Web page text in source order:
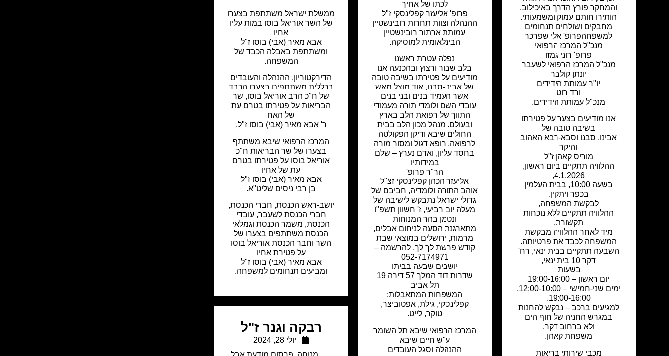
והמחקר פורץ הדרך באיכילוב,
הותירו חותם עמוק ומשמעותי.
מחבקים ושולחים תנחומים
למשפחהפרופ' אלי שפרכר
מנכ"ל המרכז הרפואי
פרופ' רוני גמזו
מנכ"ל המרכז הרפואי לשעבר
יונתן קולבר
יו"ר עמותת הידידים
ורד רוט
מנכ"ל עמותת הידידים.
אנו מודיעים בצער על פטירתו
בשיבה טובה של
אבינו, סבנו וסבא-רבא האהוב
והיקר
מוריס קאהן ז"ל
ההלוויה תתקיים ביום ראשון,
4.1.2026,
בשעה 10:00, בבית העלמין
בכפר ויתקין.
לבקשת המשפחה,
ההלוויה תתקיים ללא נוכחות
תקשורת.
מיד לאחר ההלוויה מבקשת
המשפחה לכבד את פרטיותה.
השבעה תתקיים בבית ינאי, רח'
דקר 10 בית ינאי,
בשעות:
יום ראשון – 19:00-16:00
ימים שני-חמישי – 12:00-10:00,
19:00-16:00.
למגיעים ברכב – נבקש להחנות
במגרש החניה של חוף הים
ולא ברחוב דקר.
משפחת קאהן.
מכבי שירותי בריאות
לכתו של אחיך
פרופ' אליעזר קפלינסקי ז"ל
ההנהלה וצוות תחרות רובינשטיין
עמותת ארתור רובינשטיין
הבינלאומיתלמוסיקה.
נפלה עטרת ראשנו
בלב שבור ורצוץ ובהכנעה אנו
מודיעים על פטירתו בשיבה טובה
של אבינו-סבנו, אוד מוצל מאש
אשר העמיד בנים ובני בנים
עובדי השם ולומדי תורה מעמודי
התווך של רפואת הלב בארץ
ובעולם. מנהל מכון הלב בבית
החולים שיבא ודיקן הפקולטה
לרפואה, רופא דגול ומסור מורה
בחסד עליון, ואדם נערץ – שלם
במידותיו
הר"ר פרופ'
אליעזר הכהן קפלינסקי זצ"ל
אוהב התורה ולומדיה, חביבם של
גדולי ישראל נתבקש לישיבה של
מעלה יום רביעי, ז' חשוון תשפ"ו
ונטמן בהר המנוחות
מתארגנת הסעה לניחום אבלים,
מרמות, ירושלים במוצאי שבת
קודש פרשת לך לך, להרשמה –
052-7174971
יושבים שבעה בביתו
שדרות דוד המלך 57 דירה 19
תל אביב
המשפחות המתאבלות:
קפלינסקי, גילת, אפטוביצר,
טוקר, לייט.
המרכז הרפואי שיבא תל השומר
ע"ש חיים שיבא
ההנהלה וסגל העובדים
ממשלת ישראל משתתפת בצערו
של השר אוריאל בוסו במות עליו
אחיו
אבא מאיר (אבי) בוסו ז"ל
ומשתתפת באבלה הכבד של
המשפחה.
הדירקטוריון, ההנהלה והעובדים
בכללית משתתפים בצערו הכבד
של ח"כ הרב אוריאל בוסו, שר
הבריאות על פטירתו בטרם עת
של האח
ר' אבא מאיר (אבי) בוסו ז"ל.
המרכז הרפואי שיבא משתתף
בצערו של שר הבריאות ח"כ
אוריאל בוסו על פטירתו בטרם
עת של אחיו
אבא מאיר (אבי) בוסו ז"ל
בן רבי ניסים שליט"א.
יושב-ראש הכנסת, חברי הכנסת,
חברי הכנסת לשעבר, עובדי
הכנסת, משמר הכנסת וגמלאי
הכנסת משתתפים בצערו של
השר וחבר הכנסת אוריאל בוסו
על פטירת אחיו
אבא מאיר (אבי) בוסו ז"ל
ומביעים תנחומים למשפחה.
רבקה וגנר ז"ל
יולי 28, 2024